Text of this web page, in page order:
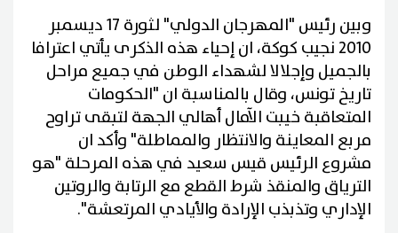
وبين رئيس "المهرجان الدولي" لثورة 17 ديسمبر
2010 نجيب كوكة، ان إحياء هذه الذكرى يأتي اعترافا
بالجميل وإجلالا لشهداء الوطن في جميع مراحل
تاريخ تونس، وقال بالمناسبة ان "الحكومات
المتعاقبة خيبت الآمال أهالي الجهة لتبقى تراوح
مربع المعاينة والانتظار والمماطلة" وأكد ان
مشروع الرئيس قيس سعيد في هذه المرحلة "هو
الترياق والمنقذ شرط القطع مع الرتابة والروتين
الإداري وتذبذب الإرادة والأيادي المرتعشة".